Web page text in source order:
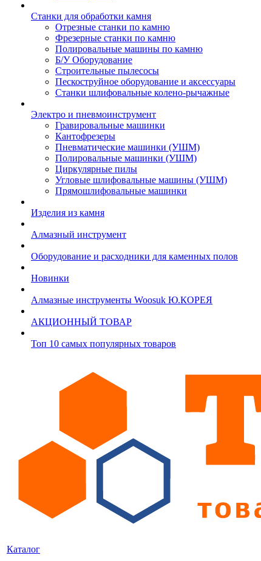
Станки для обработки камня
Отрезные станки по камню
Фрезерные станки по камню
Полировальные машины по камню
Б/У Оборудование
Строительные пылесосы
Пескоструйное оборудование и аксессуары
Станки шлифовальные колено-рычажные
Электро и пневмоинструмент
Гравировальные машинки
Кантофрезеры
Пневматические машинки (УШМ)
Полировальные машинки (УШМ)
Циркулярные пилы
Угловые шлифовальные машины (УШМ)
Прямошлифовальные машинки
Изделия из камня
Алмазный инструмент
Оборудование и расходники для каменных полов
Новинки
Алмазные инструменты Woosuk Ю.КОРЕЯ
АКЦИОННЫЙ ТОВАР
Топ 10 самых популярных товаров
Каталог